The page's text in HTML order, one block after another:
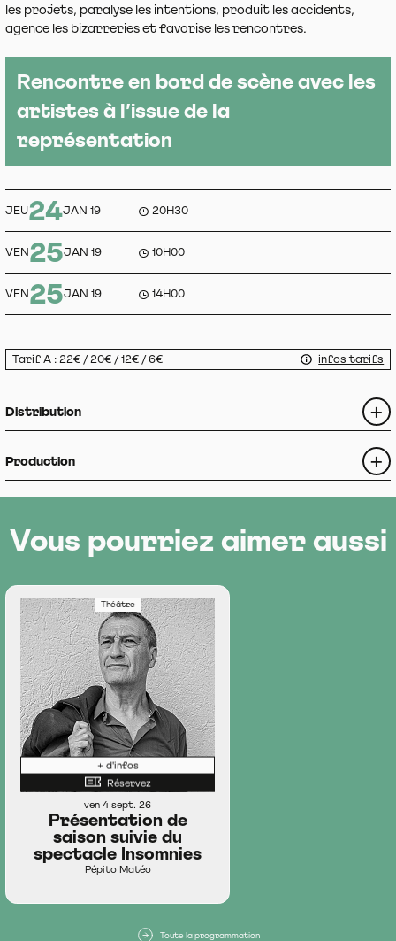
les projets, paralyse les intentions, produit les accidents,
agence les bizarreries et favorise les rencontres.
Rencontre en bord de scène avec les
artistes à l’issue de la
représentation
JEU24JAN 19 20H30
VEN25JAN 19 10H00
VEN25JAN 19 14H00
Tarif A : 22€ / 20€ / 12€ / 6€ infos tarifs
Distribution
Production
Vous pourriez aimer aussi
Théâtre
+ d'infos
Réservez
ven 4 sept. 26
Présentation de
saison suivie du
spectacle Insomnies
Pépito Matéo
Toute la programmation